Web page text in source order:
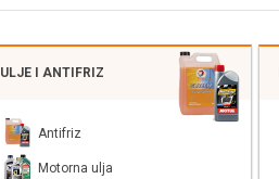
ULJE I ANTIFRIZ
Antifriz
Motorna ulja